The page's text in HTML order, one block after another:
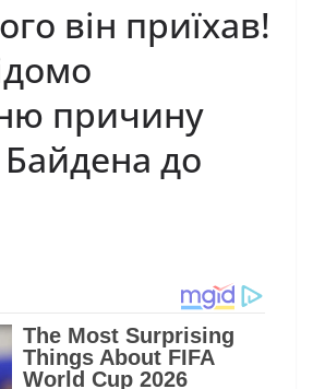
він приїхав!
причину
Байдена до